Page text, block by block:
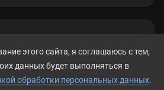
этого сайта, я соглашаюсь с тем,
данных будет выполняться в
обработки персональных данных.